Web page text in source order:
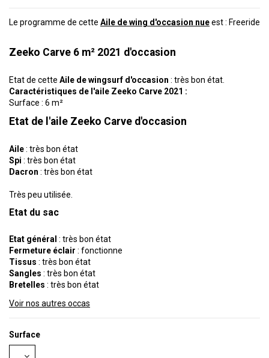
Le programme de cette Aile de wing d'occasion nueest : Freeride
Zeeko Carve 6 m² 2021 d'occasion
Etat de cette Aile de wingsurf d'occasion : très bon état.
Caractéristiques de l'aile Zeeko Carve 2021 :
Surface : 6 m²
Etat de l'aile Zeeko Carve d'occasion
Aile: très bon état
Spi : très bon état
Dacron : très bon état
Très peu utilisée.
Etat du sac
Etat général : très bon état
Fermeture éclair : fonctionne
Tissus : très bon état
Sangles : très bon état
Bretelles : très bon état
Voir nos autres occas
Surface